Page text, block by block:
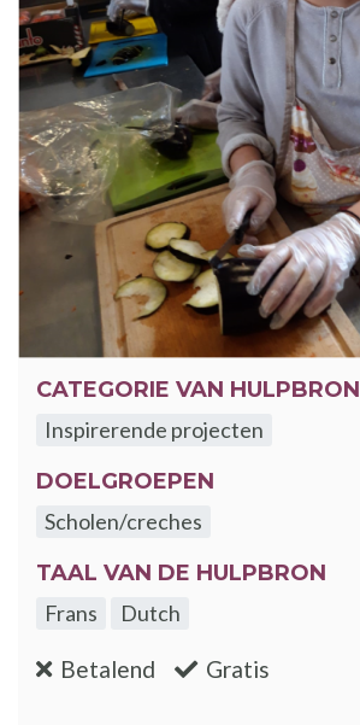
CATEGORIE VAN HULPBRON
Inspirerende projecten
DOELGROEPEN
Scholen/creches
TAAL VAN DE HULPBRON
Frans
Dutch
Betalend :nee Gratis